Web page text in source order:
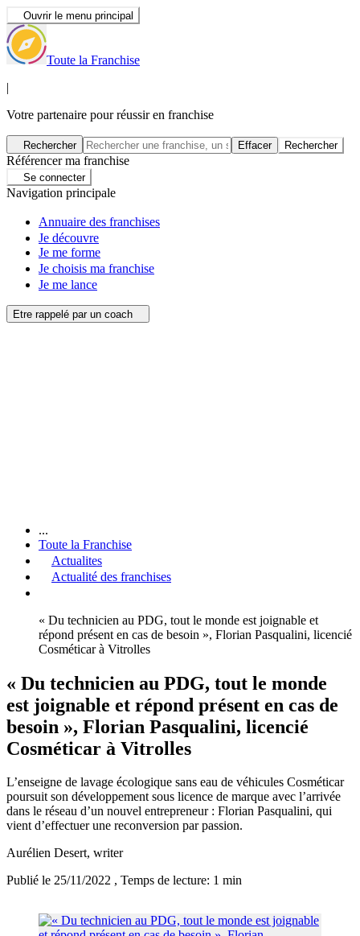
Ouvrir le menu principal
Toute la Franchise
|
Votre partenaire pour réussir en franchise
Rechercher Effacer Rechercher
Référencer ma franchise
Se connecter
Navigation principale
Annuaire des franchises
Je découvre
Je me forme
Je choisis ma franchise
Je me lance
Etre rappelé par un coach
...
Toute la Franchise
Actualites
Actualité des franchises
« Du technicien au PDG, tout le monde est joignable et
répond présent en cas de besoin », Florian Pasqualini, licencié
Cosméticar à Vitrolles
« Du technicien au PDG, tout le monde
est joignable et répond présent en cas de
besoin », Florian Pasqualini, licencié
Cosméticar à Vitrolles
L’enseigne de lavage écologique sans eau de véhicules Cosméticar
poursuit son développement sous licence de marque avec l’arrivée
dans le réseau d’un nouvel entrepreneur : Florian Pasqualini, qui
vient d’effectuer une reconversion par passion.
Aurélien Desert, writer
Publié le 25/11/2022 , Temps de lecture: 1 min